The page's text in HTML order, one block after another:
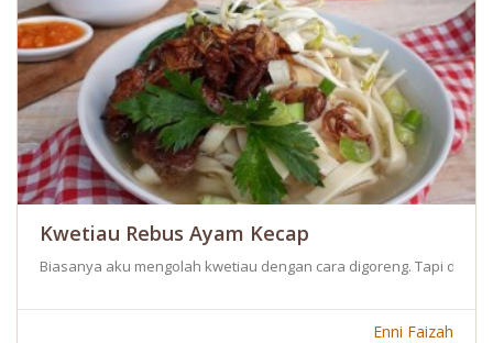
Kwetiau Rebus Ayam Kecap
Biasanya aku mengolah kwetiau dengan cara digoreng. Tapi di
Enni Faizah